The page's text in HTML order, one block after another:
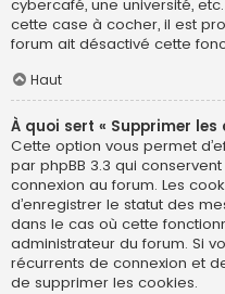
cybercafé, une université,
cette case à cocher, il est
forum ait désactivé cette
Haut
À quoi sert « Supprimer les
Cette option vous permet
par phpBB 3.3 qui
connexion au forum. Les
d’enregistrer le statut des
dans le cas où cette
administrateur du forum. Si
récurrents de connexion et
de supprimer les cookies.